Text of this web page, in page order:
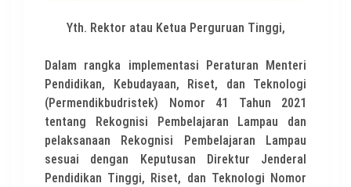
Yth. Rektor atau Ketua Perguruan Tinggi,
Dalam rangka implementasi Peraturan Menteri
Pendidikan, Kebudayaan, Riset, dan Teknologi
(Permendikbudristek) Nomor 41 Tahun 2021
tentang Rekognisi Pembelajaran Lampau dan
pelaksanaan Rekognisi Pembelajaran Lampau
sesuai dengan Keputusan Direktur Jenderal
Pendidikan Tinggi, Riset, dan Teknologi Nomor